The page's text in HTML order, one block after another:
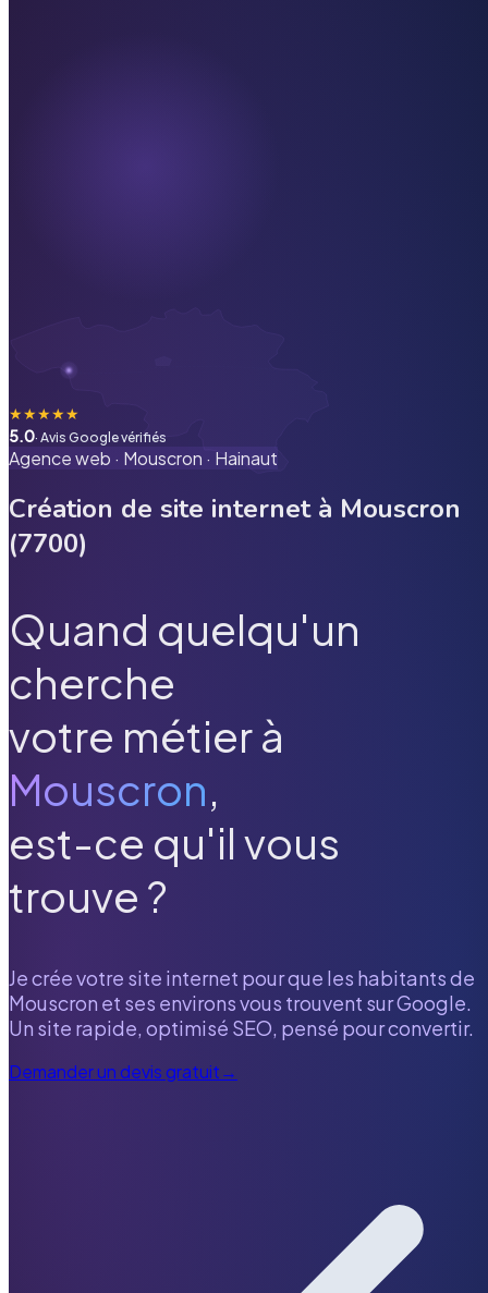
★★★★★
5.0· Avis Google vérifiés
Agence web · Mouscron · Hainaut
Création de site internet à Mouscron
(7700)
Quand quelqu'un
cherche
votre métier à
Mouscron,
est-ce qu'il vous
trouve ?
Je crée votre site internet pour que les habitants de
Mouscron et ses environs vous trouvent sur Google.
Un site rapide, optimisé SEO, pensé pour convertir.
Demander un devis gratuit→